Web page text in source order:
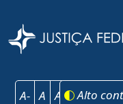
A- A A+ Alto